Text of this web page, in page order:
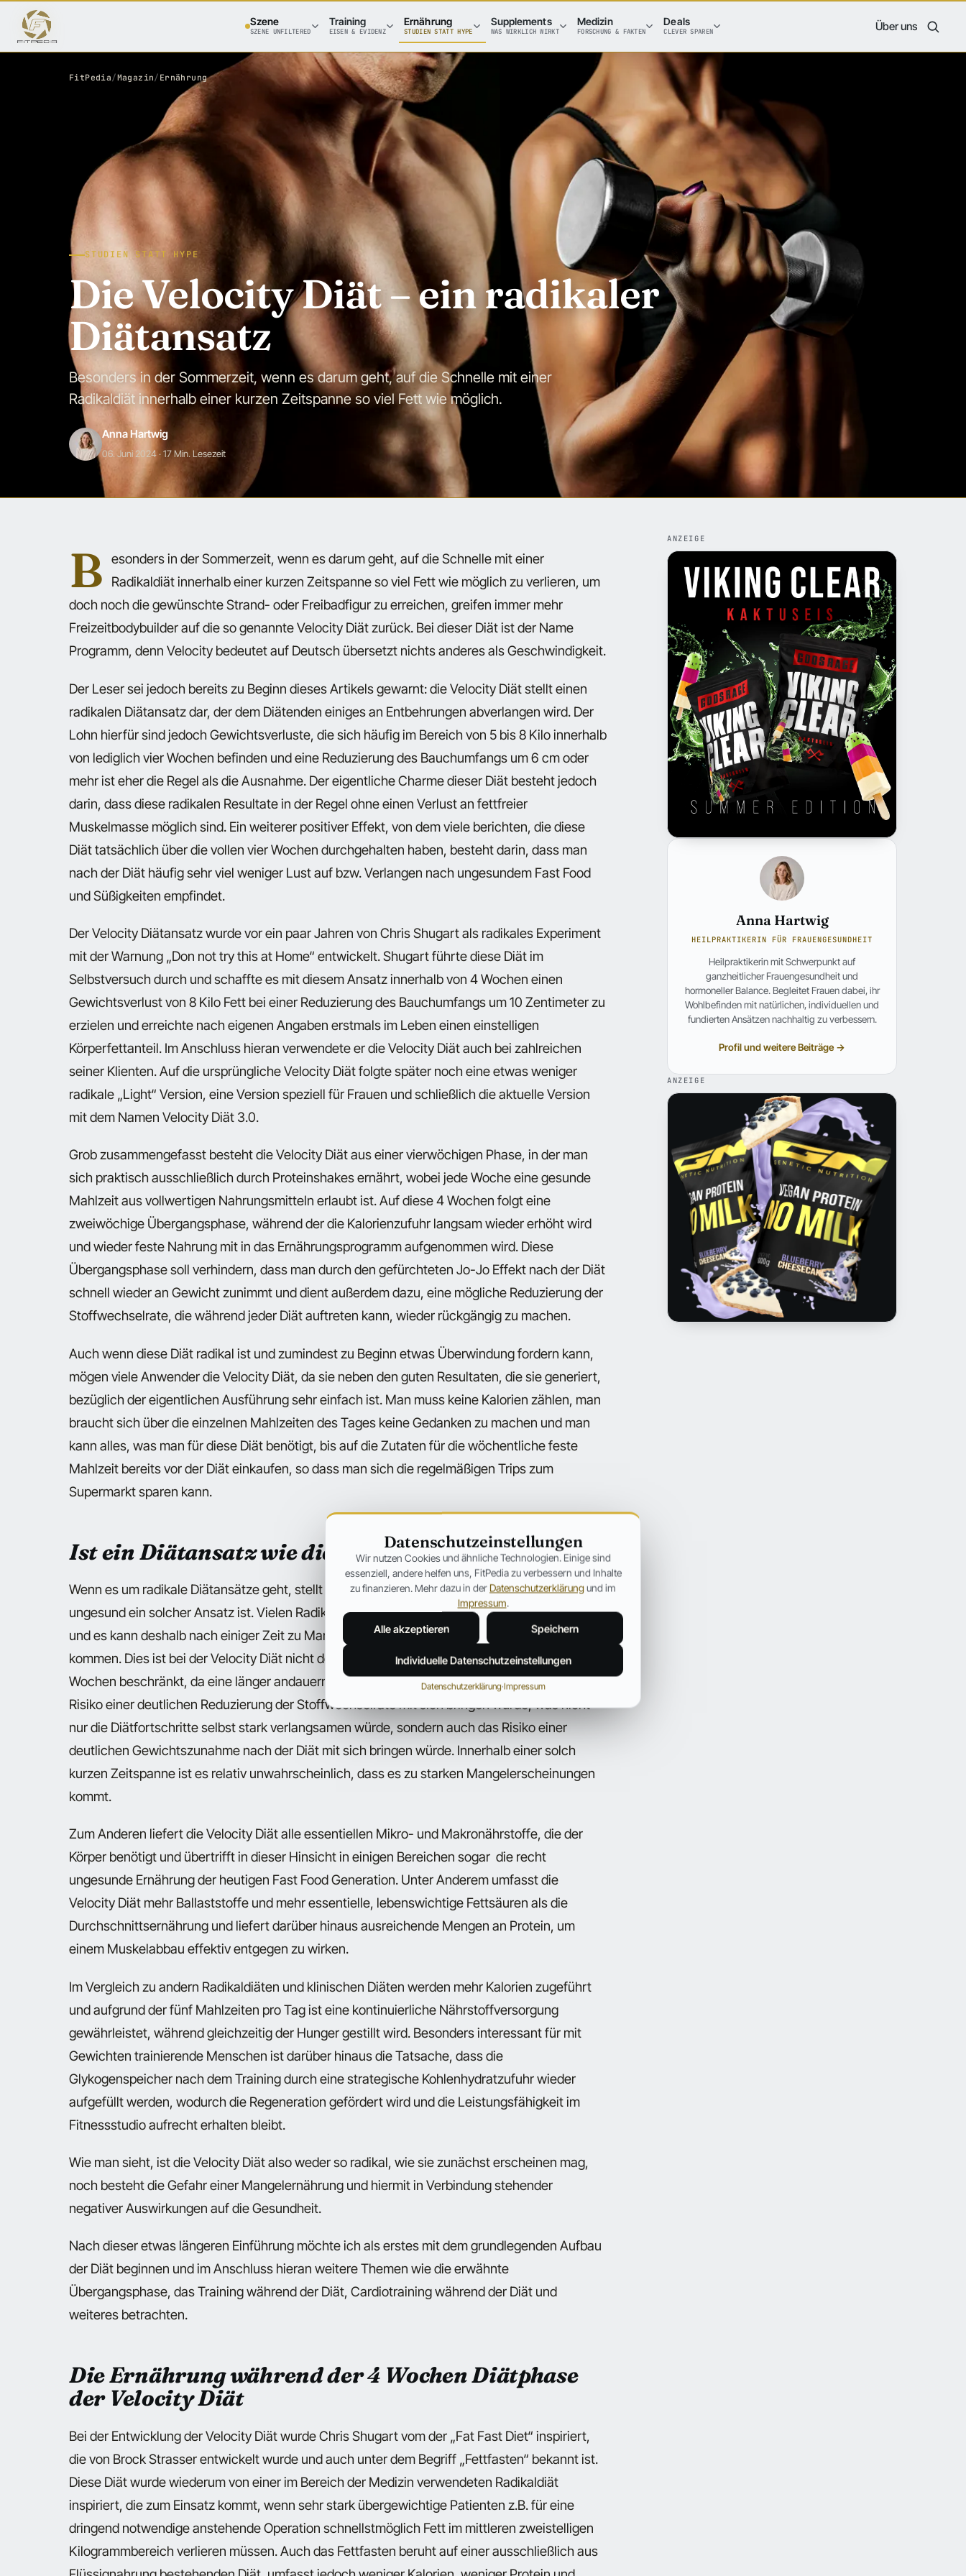
Szene
SZENE UNFILTERED
Training
EISEN & EVIDENZ
Ernährung
STUDIEN STATT HYPE
Supplements
WAS WIRKLICH WIRKT
Medizin
FORSCHUNG & FAKTEN
Deals
CLEVER SPAREN Über uns
FitPedia/Magazin/ Ernährung
STUDIEN STATT HYPE
Die Velocity Diät – ein radikaler
Diätansatz
Besonders in der Sommerzeit, wenn es darum geht, auf die Schnelle mit einer
Radikaldiät innerhalb einer kurzen Zeitspanne so viel Fett wie möglich.
Anna Hartwig
06. Juni 2024· 17 Min. Lesezeit
B esonders in der Sommerzeit, wenn es darum geht, auf die Schnelle mit einer
Radikaldiät innerhalb einer kurzen Zeitspanne so viel Fett wie möglich zu verlieren, um
doch noch die gewünschte Strand- oder Freibadfigur zu erreichen, greifen immer mehr
Freizeitbodybuilder auf die so genannte Velocity Diät zurück. Bei dieser Diät ist der Name
Programm, denn Velocity bedeutet auf Deutsch übersetzt nichts anderes als Geschwindigkeit.
Der Leser sei jedoch bereits zu Beginn dieses Artikels gewarnt: die Velocity Diät stellt einen
radikalen Diätansatz dar, der dem Diätenden einiges an Entbehrungen abverlangen wird. Der
Lohn hierfür sind jedoch Gewichtsverluste, die sich häufig im Bereich von 5 bis 8 Kilo innerhalb
von lediglich vier Wochen befinden und eine Reduzierung des Bauchumfangs um 6 cm oder
mehr ist eher die Regel als die Ausnahme. Der eigentliche Charme dieser Diät besteht jedoch
darin, dass diese radikalen Resultate in der Regel ohne einen Verlust an fettfreier
Muskelmasse möglich sind. Ein weiterer positiver Effekt, von dem viele berichten, die diese
Diät tatsächlich über die vollen vier Wochen durchgehalten haben, besteht darin, dass man
nach der Diät häufig sehr viel weniger Lust auf bzw. Verlangen nach ungesundem Fast Food
und Süßigkeiten empfindet.
Der Velocity Diätansatz wurde vor ein paar Jahren von Chris Shugart als radikales Experiment
mit der Warnung „Don not try this at Home“ entwickelt. Shugart führte diese Diät im
Selbstversuch durch und schaffte es mit diesem Ansatz innerhalb von 4 Wochen einen
Gewichtsverlust von 8 Kilo Fett bei einer Reduzierung des Bauchumfangs um 10 Zentimeter zu
erzielen und erreichte nach eigenen Angaben erstmals im Leben einen einstelligen
Körperfettanteil. Im Anschluss hieran verwendete er die Velocity Diät auch bei zahlreichen
seiner Klienten. Auf die ursprüngliche Velocity Diät folgte später noch eine etwas weniger
radikale „Light“ Version, eine Version speziell für Frauen und schließlich die aktuelle Version
mit dem Namen Velocity Diät 3.0.
Grob zusammengefasst besteht die Velocity Diät aus einer vierwöchigen Phase, in der man
sich praktisch ausschließlich durch Proteinshakes ernährt, wobei jede Woche eine gesunde
Mahlzeit aus vollwertigen Nahrungsmitteln erlaubt ist. Auf diese 4 Wochen folgt eine
zweiwöchige Übergangsphase, während der die Kalorienzufuhr langsam wieder erhöht wird
und wieder feste Nahrung mit in das Ernährungsprogramm aufgenommen wird. Diese
Übergangsphase soll verhindern, dass man durch den gefürchteten Jo-Jo Effekt nach der Diät
schnell wieder an Gewicht zunimmt und dient außerdem dazu, eine mögliche Reduzierung der
Stoffwechselrate, die während jeder Diät auftreten kann, wieder rückgängig zu machen.
Auch wenn diese Diät radikal ist und zumindest zu Beginn etwas Überwindung fordern kann,
mögen viele Anwender die Velocity Diät, da sie neben den guten Resultaten, die sie generiert,
bezüglich der eigentlichen Ausführung sehr einfach ist. Man muss keine Kalorien zählen, man
braucht sich über die einzelnen Mahlzeiten des Tages keine Gedanken zu machen und man
kann alles, was man für diese Diät benötigt, bis auf die Zutaten für die wöchentliche feste
Mahlzeit bereits vor der Diät einkaufen, so dass man sich die regelmäßigen Trips zum
Supermarkt sparen kann.
Ist ein Diätansatz wie die Velocity Diät gesund?
Wenn es um radikale Diätansätze geht, stellt sich natürlich immer die Frage, wie gesund oder
ungesund ein solcher Ansatz ist. Vielen Radikaldiäten mangelt es an essentiellen Nährstoffen
und es kann deshalb nach einiger Zeit zu Mangelerscheinungen und Gesundheitsproblemen
kommen. Dies ist bei der Velocity Diät nicht der Fall. Zum Einen ist die Dauer der Diät auf vier
Wochen beschränkt, da eine länger andauernde starke Reduzierung der Kalorienzufuhr das
Risiko einer deutlichen Reduzierung der Stoffwechselrate mit sich bringen würde, was nicht
nur die Diätfortschritte selbst stark verlangsamen würde, sondern auch das Risiko einer
deutlichen Gewichtszunahme nach der Diät mit sich bringen würde. Innerhalb einer solch
kurzen Zeitspanne ist es relativ unwahrscheinlich, dass es zu starken Mangelerscheinungen
kommt.
Zum Anderen liefert die Velocity Diät alle essentiellen Mikro- und Makronährstoffe, die der
Körper benötigt und übertrifft in dieser Hinsicht in einigen Bereichen sogar die recht
ungesunde Ernährung der heutigen Fast Food Generation. Unter Anderem umfasst die
Velocity Diät mehr Ballaststoffe und mehr essentielle, lebenswichtige Fettsäuren als die
Durchschnittsernährung und liefert darüber hinaus ausreichende Mengen an Protein, um
einem Muskelabbau effektiv entgegen zu wirken.
Im Vergleich zu andern Radikaldiäten und klinischen Diäten werden mehr Kalorien zugeführt
und aufgrund der fünf Mahlzeiten pro Tag ist eine kontinuierliche Nährstoffversorgung
gewährleistet, während gleichzeitig der Hunger gestillt wird. Besonders interessant für mit
Gewichten trainierende Menschen ist darüber hinaus die Tatsache, dass die
Glykogenspeicher nach dem Training durch eine strategische Kohlenhydratzufuhr wieder
aufgefüllt werden, wodurch die Regeneration gefördert wird und die Leistungsfähigkeit im
Fitnessstudio aufrecht erhalten bleibt.
Wie man sieht, ist die Velocity Diät also weder so radikal, wie sie zunächst erscheinen mag,
noch besteht die Gefahr einer Mangelernährung und hiermit in Verbindung stehender
negativer Auswirkungen auf die Gesundheit.
Nach dieser etwas längeren Einführung möchte ich als erstes mit dem grundlegenden Aufbau
der Diät beginnen und im Anschluss hieran weitere Themen wie die erwähnte
Übergangsphase, das Training während der Diät, Cardiotraining während der Diät und
weiteres betrachten.
Die Ernährung während der 4 Wochen Diätphase
der Velocity Diät
Bei der Entwicklung der Velocity Diät wurde Chris Shugart vom der „Fat Fast Diet“ inspiriert,
die von Brock Strasser entwickelt wurde und auch unter dem Begriff „Fettfasten“ bekannt ist.
Diese Diät wurde wiederum von einer im Bereich der Medizin verwendeten Radikaldiät
inspiriert, die zum Einsatz kommt, wenn sehr stark übergewichtige Patienten z.B. für eine
dringend notwendige anstehende Operation schnellstmöglich Fett im mittleren zweistelligen
Kilogrammbereich verlieren müssen. Auch das Fettfasten beruht auf einer ausschließlich aus
ANZEIGE
Anna Hartwig
HEILPRAKTIKERIN FÜR FRAUENGESUNDHEIT
Heilpraktikerin mit Schwerpunkt auf
ganzheitlicher Frauengesundheit und
hormoneller Balance. Begleitet Frauen dabei, ihr
Wohlbefinden mit natürlichen, individuellen und
fundierten Ansätzen nachhaltig zu verbessern.
Profil und weitere Beiträge →
ANZEIGE
Datenschutzeinstellungen
Wir nutzen Cookies und ähnliche Technologien. Einige sind
essenziell, andere helfen uns, FitPedia zu verbessern und Inhalte
zu finanzieren. Mehr dazu in der Datenschutzerklärungund im
Impressum.
Alle akzeptieren Speichern
Individuelle Datenschutzeinstellungen
Datenschutzerklärung·Impressum